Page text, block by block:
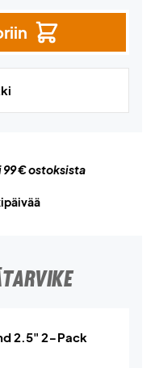
€ ostoksista
2.5" 2-Pack